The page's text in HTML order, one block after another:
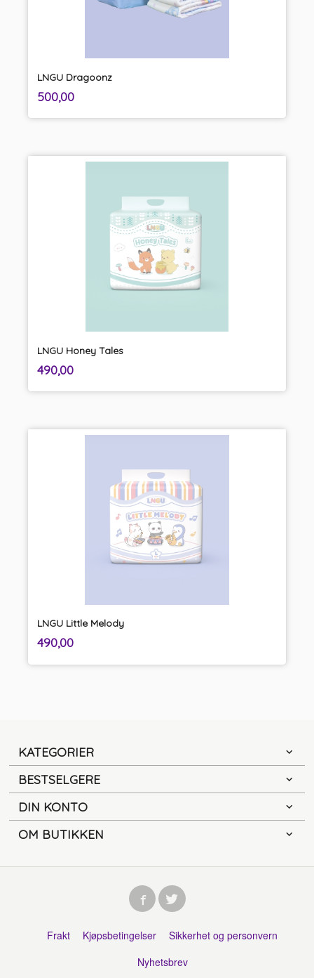
LNGU Dragoonz
Pris
500,00mva.
LNGU Honey Tales
Pris
490,00mva.
LNGU Little Melody
Pris
490,00mva.
KATEGORIER
BESTSELGERE
DIN KONTO
OM BUTIKKEN
Frakt Kjøpsbetingelser
Sikkerhet og personvern
Nyhetsbrev